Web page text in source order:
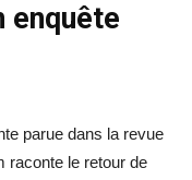
enquête
parue dans la revue
raconte le retour de